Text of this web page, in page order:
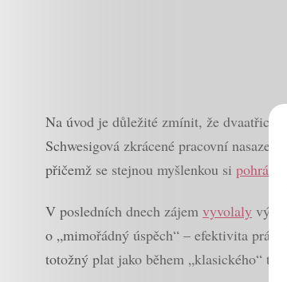
Na úvod je důležité zmínit, že
Schwesigová zkrácené pracovní
přičemž se stejnou myšlenkou si
V posledních dnech zájem vyvolaly
o „mimořádný úspěch“ – efektivita
totožný plat jako během „klasického“